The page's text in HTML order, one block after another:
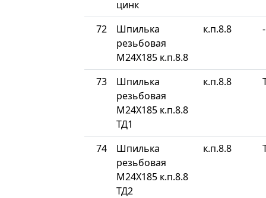
цинк
72
Шпилька
резьбовая
М24Х185 к.п.8.8
к.п.8.8 -
73
Шпилька
резьбовая
М24Х185 к.п.8.8
ТД1
к.п.8.8
74
Шпилька
резьбовая
М24Х185 к.п.8.8
ТД2
к.п.8.8